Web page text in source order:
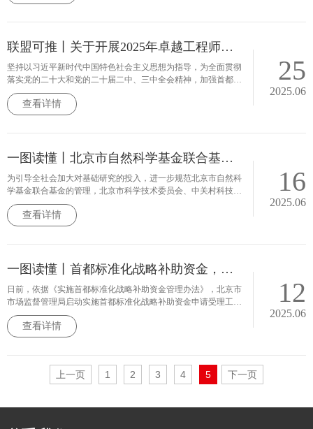
号）的有关要求，现就开展北京市2025年度科技型中小企业评价
联盟可推丨关于开展2025年卓越工程师选拔培育项目申报工作通知
坚持以习近平新时代中国特色社会主义思想为指导，为全面贯彻
落实党的二十大和党的二十届二中、三中全会精神，加强首都卓
越工程师人才队伍建设，完善人才发掘、选拔、培育机制，根据
《北京市“十四五”时期高精尖产业发展规划》，北京市科学技术
协会创新服务中心（以下简称中心）开展卓越工程师选拔培育项
查看详情
25
2025.06
一图读懂丨北京市自然科学基金联合基金管理办法
为引导全社会加大对基础研究的投入，进一步规范北京市自然科
学基金联合基金的管理，北京市科学技术委员会、中关村科技园
区管理委员会研究制定了《北京市自然科学基金联合基金管理办
法》，现予以印发，请遵照执行。
查看详情
16
2025.06
一图读懂丨首都标准化战略补助资金，五类项目可申报，补助约60项，最高100万元
日前，依据《实施首都标准化战略补助资金管理办法》，北京市
市场监督管理局启动实施首都标准化战略补助资金申请受理工
作。本年度将对标准项目、标准化试点活动、推动标准国际化、
中国标准创新贡献奖标准项目奖和标准转化五类项目进行补助。
查看详情
12
2025.06
上一页 1 2 3 4 5 下一页